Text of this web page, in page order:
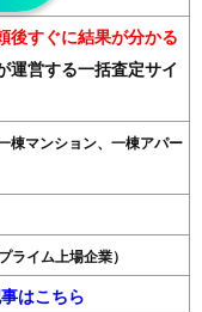
後すぐに結果が分かる
運営する一括査定サイ
棟マンション、一棟アパー
ライム上場企業）
はこちら